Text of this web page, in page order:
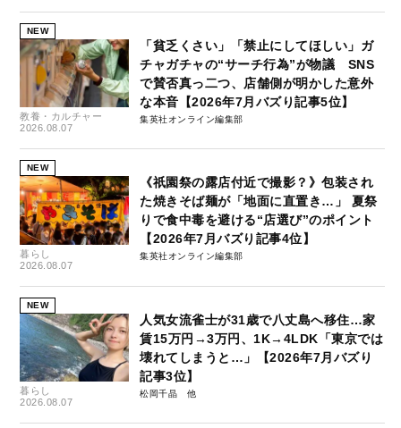
NEW
教養・カルチャー
2026.08.07
「貧乏くさい」「禁止にしてほしい」ガ
チャガチャの“サーチ行為”が物議 SNS
で賛否真っ二つ、店舗側が明かした意外
な本音【2026年7月バズり記事5位】
集英社オンライン編集部
NEW
暮らし
2026.08.07
《祇園祭の露店付近で撮影？》包装され
た焼きそば麺が「地面に直置き…」 夏祭
りで食中毒を避ける“店選び”のポイント
【2026年7月バズり記事4位】
集英社オンライン編集部
NEW
暮らし
2026.08.07
人気女流雀士が31歳で八丈島へ移住…家
賃15万円→3万円、1K→4LDK「東京では
壊れてしまうと…」【2026年7月バズり
記事3位】
松岡千晶